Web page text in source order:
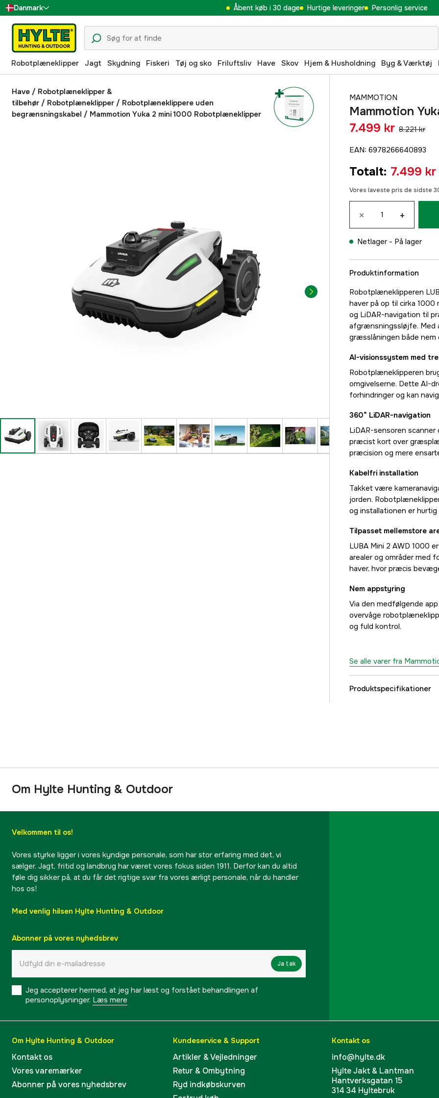
Danmark
Sverige
Suomi
Norge
Deutschland
Åbent køb i 30 dage Hurtige leveringer Personlig service
Robotplæneklipper Jagt Skydning Fiskeri Tøj og sko Friluftsliv Have Skov Hjem & Husholdning Byg & Værktøj
Have / Robotplæneklipper &
tilbehør / Robotplæneklipper / Robotplæneklippere uden
begrænsningskabel / Mammotion Yuka 2 mini 1000 Robotplæneklipper
MAMMOTION
Mammotion
7.499 kr 8.221 kr
EAN: 6978266640893
Totalt: 7.499 kr
Vores laveste pris de sidste
× +
Netlager - På lager
Produktinformation
Robotplæneklipperen
haver på op til cirka
og LiDAR-navigation til
afgrænsningssløjfe. Med
græsslåningen både nem
AI-visionssystem med
Robotplæneklipperen
omgivelserne. Dette AI-
forhindringer og kan
360° LiDAR-navigation
LiDAR-sensoren
præcist kort over
præcision og mere
Kabelfri installation
Takket være
jorden.
og installationen er hurtig
Tilpasset mellemstore
LUBA Mini 2 AWD 1000
arealer og områder med
haver, hvor præcis
Nem appstyring
Via den medfølgende
overvåge
og fuld kontrol.
Se alle varer fra
Produktspecifikationer
Batterikapacitet
Navigations system
Smartphone
Om Hylte Hunting & Outdoor
Velkommen til os!
Vores styrke ligger i vores kyndige personale, som har stor erfaring med det, vi
sælger. Jagt, fritid og landbrug har været vores fokus siden 1911. Derfor kan du altid
føle dig sikker på, at du får det rigtige svar fra vores ærligt personale, når du handler
hos os!
Med venlig hilsen Hylte Hunting & Outdoor
Abonner på vores nyhedsbrev
Ja tak
Jeg accepterer hermed, at jeg har læst og forstået behandlingen af ​​
personoplysninger. Læs mere
Om Hylte Hunting & Outdoor
Kontakt os
Vores varemærker
Abonner på vores nyhedsbrev
Kundeservice & Support
Artikler & Vejledninger
Retur & Ombytning
Ryd indkøbskurven
Kontakt os
info@hylte.dk
Hylte Jakt & Lantman
Hantverksgatan 15
314 34 Hyltebruk